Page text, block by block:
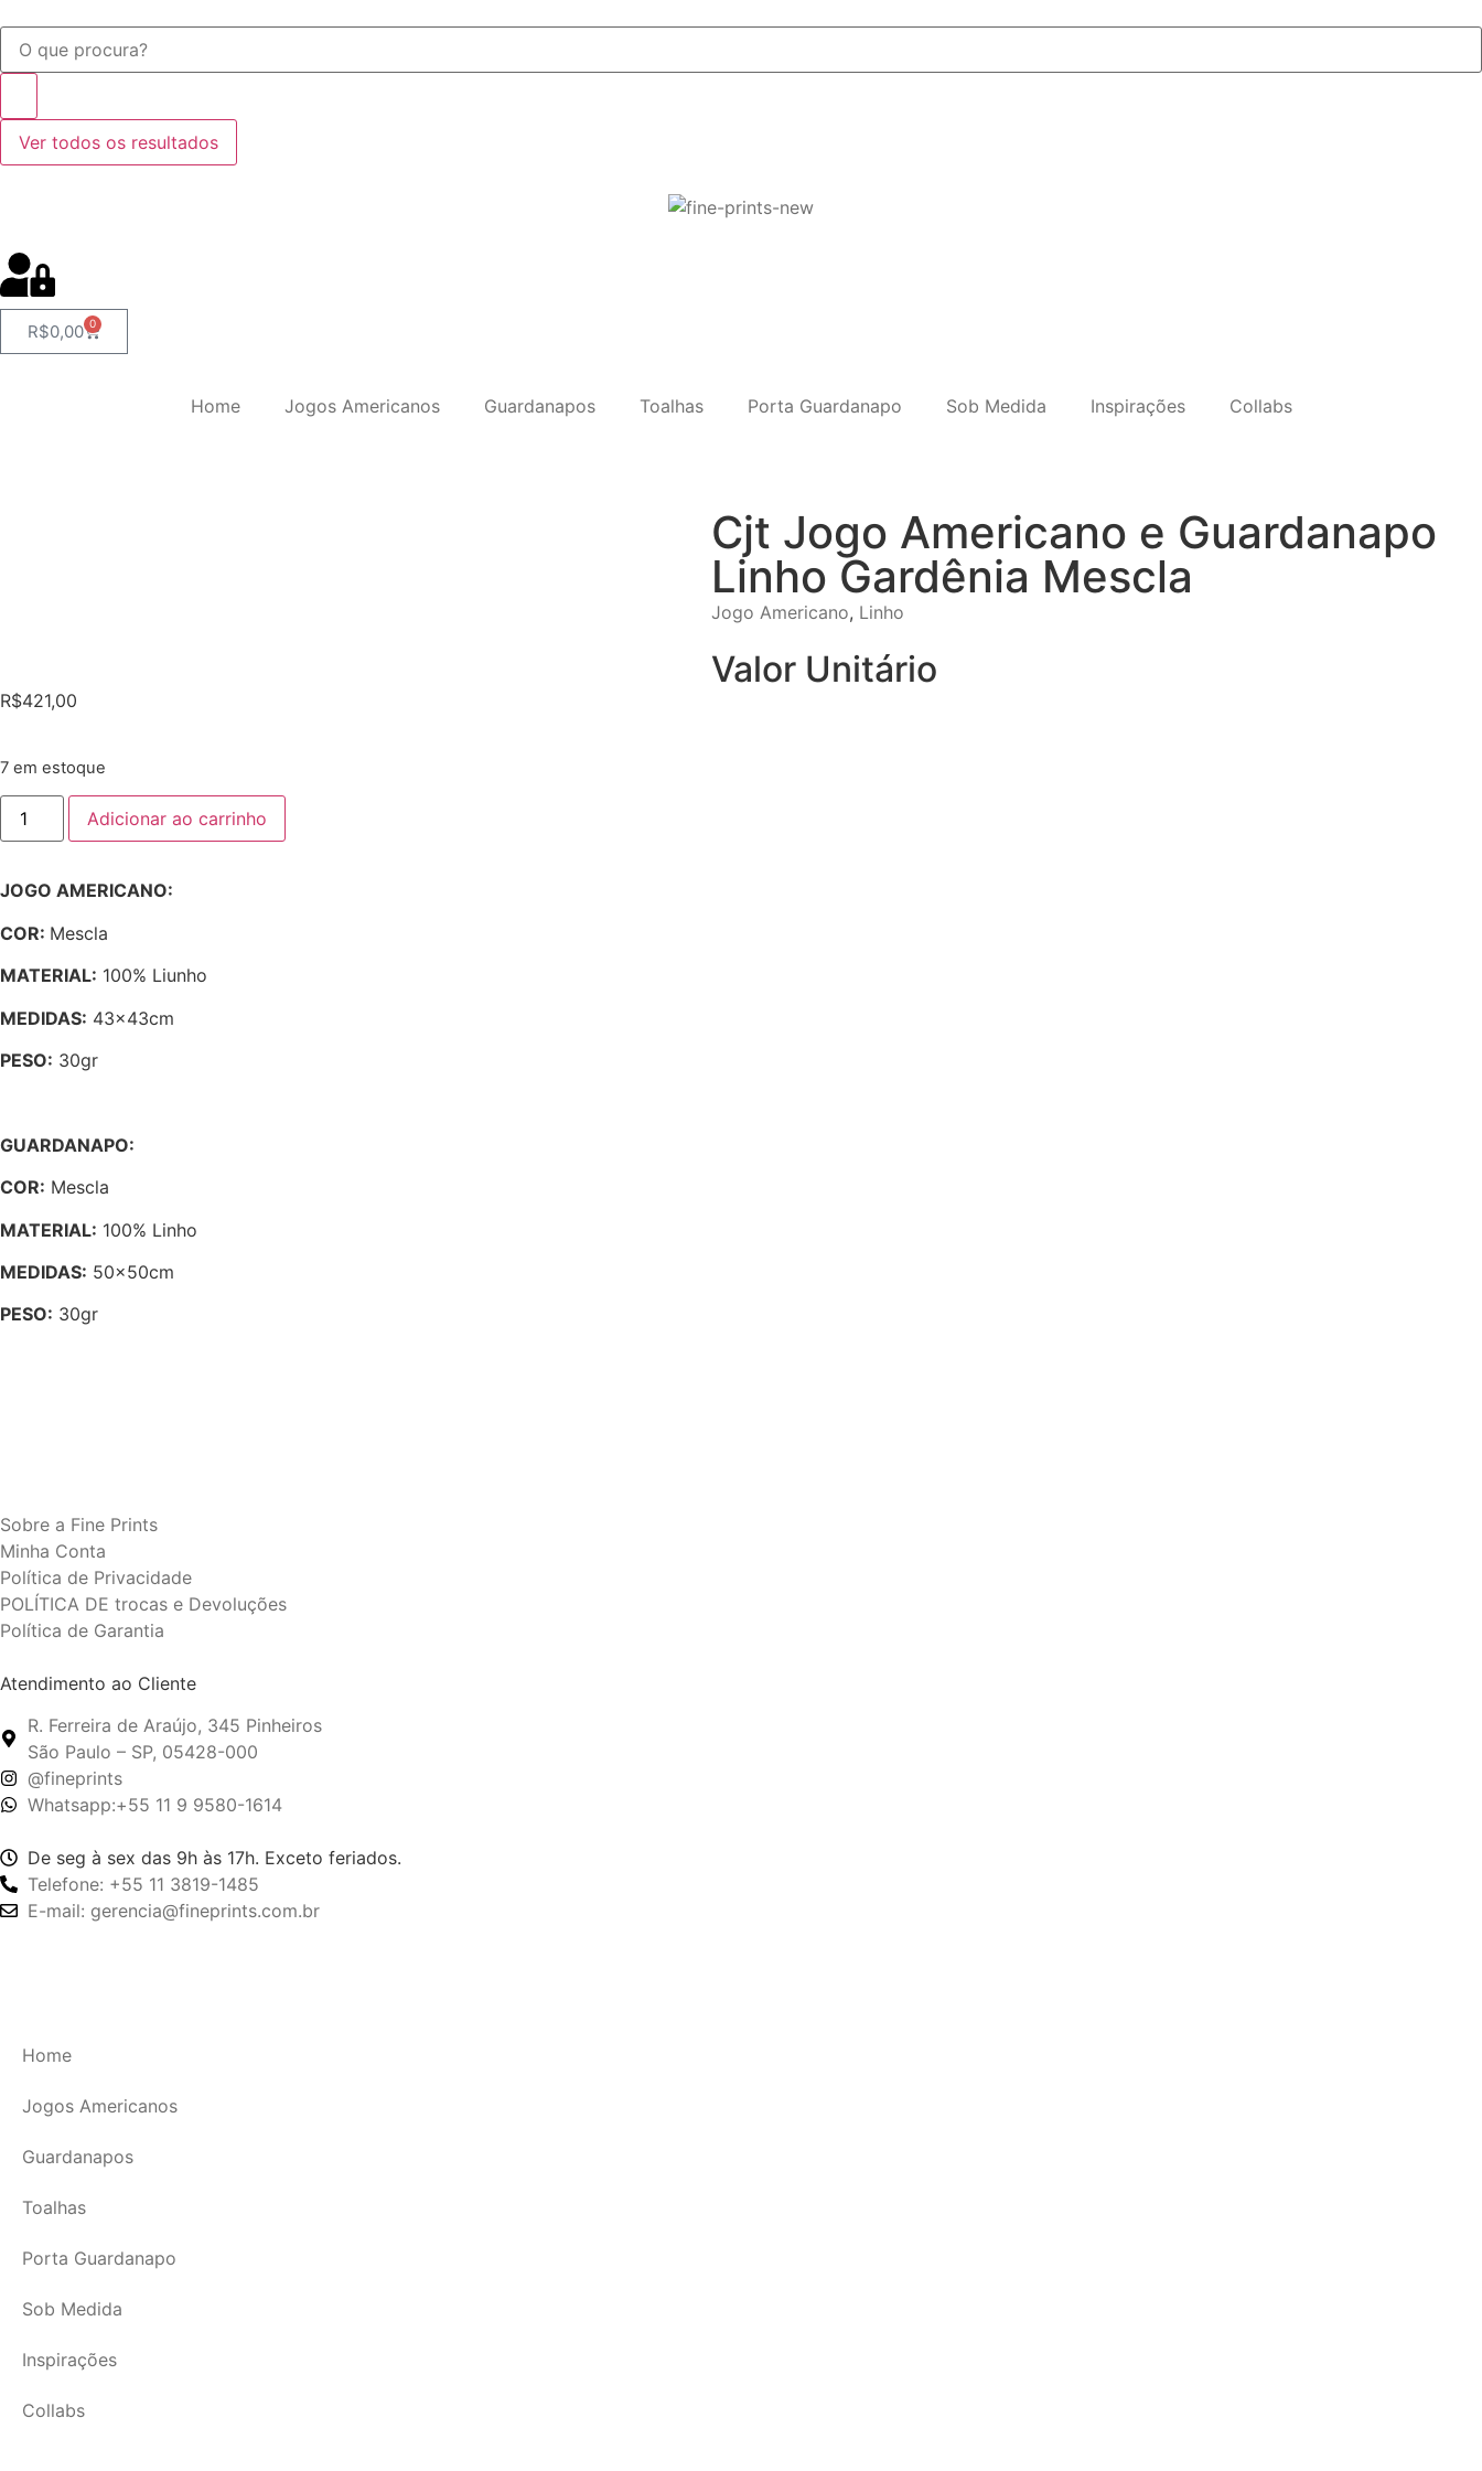
Ver todos os resultados
R$0,00 0
Home Jogos Americanos Guardanapos Toalhas Porta Guardanapo Sob Medida Inspirações Collabs
Cjt Jogo Americano e Guardanapo
Linho Gardênia Mescla
Jogo Americano, Linho
Valor Unitário
R$421,00
7 em estoque
Adicionar ao carrinho
JOGO AMERICANO:
COR: Mescla
MATERIAL: 100% Liunho
MEDIDAS: 43x43cm
PESO: 30gr
GUARDANAPO:
COR: Mescla
MATERIAL: 100% Linho
MEDIDAS: 50x50cm
PESO: 30gr
Sobre a Fine Prints
Minha Conta
Política de Privacidade
POLÍTICA DE trocas e Devoluções
Política de Garantia
Atendimento ao Cliente
R. Ferreira de Araújo, 345 Pinheiros
São Paulo – SP, 05428-000
@fineprints
Whatsapp:+55 11 9 9580-1614
De seg à sex das 9h às 17h. Exceto feriados.
Telefone: +55 11 3819-1485
E-mail: gerencia@fineprints.com.br
Home
Jogos Americanos
Guardanapos
Toalhas
Porta Guardanapo
Sob Medida
Inspirações
Collabs